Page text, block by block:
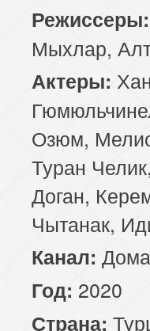
85 серия
89 серия
93 серия
97 серия
Режиссеры:
Мыхлар,
Актеры:
Озюм,
Туран
Доган,
Чытанак,
Канал:
Год: 2020
Страна: